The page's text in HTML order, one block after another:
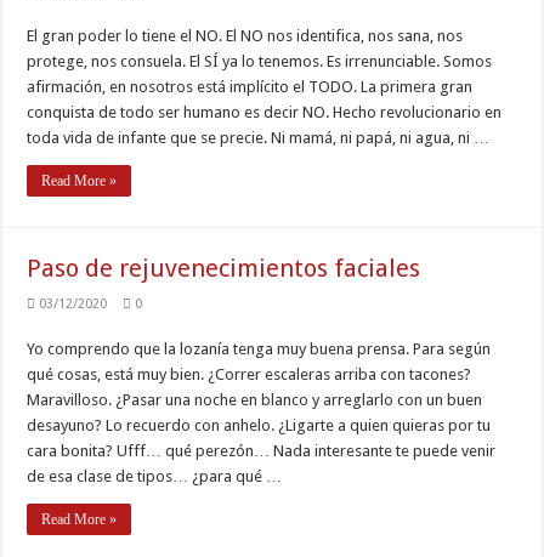
El gran poder lo tiene el NO. El NO nos identifica, nos sana, nos
protege, nos consuela. El SÍ ya lo tenemos. Es irrenunciable. Somos
afirmación, en nosotros está implícito el TODO. La primera gran
conquista de todo ser humano es decir NO. Hecho revolucionario en
toda vida de infante que se precie. Ni mamá, ni papá, ni agua, ni …
Read More »
Paso de rejuvenecimientos faciales
03/12/2020 0
Yo comprendo que la lozanía tenga muy buena prensa. Para según
qué cosas, está muy bien. ¿Correr escaleras arriba con tacones?
Maravilloso. ¿Pasar una noche en blanco y arreglarlo con un buen
desayuno? Lo recuerdo con anhelo. ¿Ligarte a quien quieras por tu
cara bonita? Ufff… qué perezón… Nada interesante te puede venir
de esa clase de tipos… ¿para qué …
Read More »